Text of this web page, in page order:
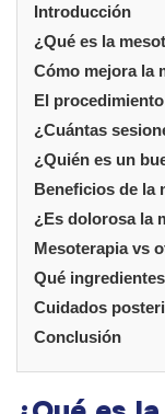
Introducción
¿Qué es la
Cómo mejora la
El
¿Cuántas
¿Quién es un
Beneficios de la
¿Es dolorosa la
Mesoterapia vs
Qué
Cuidados
Conclusión